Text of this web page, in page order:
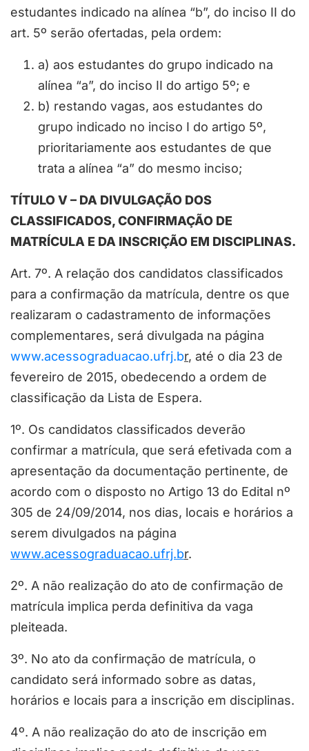
estudantes indicado na alínea “b”, do inciso II do
art. 5º serão ofertadas, pela ordem:
a) aos estudantes do grupo indicado na
alínea “a”, do inciso II do artigo 5º; e
b) restando vagas, aos estudantes do
grupo indicado no inciso I do artigo 5º,
prioritariamente aos estudantes de que
trata a alínea “a” do mesmo inciso;
TÍTULO V – DA DIVULGAÇÃO DOS
CLASSIFICADOS, CONFIRMAÇÃO DE
MATRÍCULA E DA INSCRIÇÃO EM DISCIPLINAS.
Art. 7º. A relação dos candidatos classificados
para a confirmação da matrícula, dentre os que
realizaram o cadastramento de informações
complementares, será divulgada na página
www.acessograduacao.ufrj.br, até o dia 23 de
fevereiro de 2015, obedecendo a ordem de
classificação da Lista de Espera.
1º. Os candidatos classificados deverão
confirmar a matrícula, que será efetivada com a
apresentação da documentação pertinente, de
acordo com o disposto no Artigo 13 do Edital nº
305 de 24/09/2014, nos dias, locais e horários a
serem divulgados na página
www.acessograduacao.ufrj.br.
2º. A não realização do ato de confirmação de
matrícula implica perda definitiva da vaga
pleiteada.
3º. No ato da confirmação de matrícula, o
candidato será informado sobre as datas,
horários e locais para a inscrição em disciplinas.
4º. A não realização do ato de inscrição em